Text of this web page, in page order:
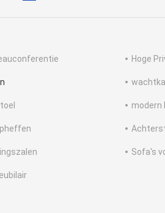
Hoge
modern
Sofa's